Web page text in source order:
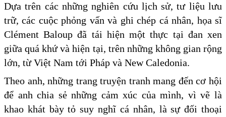
Dựa trên các những nghiên cứu lịch sử, tư liệu lưu
trữ, các cuộc phỏng vấn và ghi chép cá nhân, họa sĩ
Clément Baloup đã tái hiện một thực tại đan xen
giữa quá khứ và hiện tại, trên những không gian rộng
lớn, từ Việt Nam tới Pháp và New Caledonia.
Theo anh, những trang truyện tranh mang đến cơ hội
để anh chia sẻ những cảm xúc của mình, vì vẽ là
khao khát bày tỏ suy nghĩ cá nhân, là sự đối thoại